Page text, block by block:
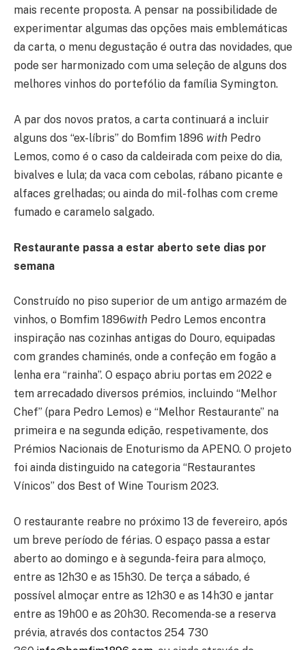
mais recente proposta. A pensar na possibilidade de
experimentar algumas das opções mais emblemáticas
da carta, o menu degustação é outra das novidades, que
pode ser harmonizado com uma seleção de alguns dos
melhores vinhos do portefólio da família Symington.
A par dos novos pratos, a carta continuará a incluir
alguns dos “ex-líbris” do Bomfim 1896 with Pedro
Lemos, como é o caso da caldeirada com peixe do dia,
bivalves e lula; da vaca com cebolas, rábano picante e
alfaces grelhadas; ou ainda do mil-folhas com creme
fumado e caramelo salgado.
Restaurante passa a estar aberto sete dias por
semana
Construído no piso superior de um antigo armazém de
vinhos, o Bomfim 1896with Pedro Lemos encontra
inspiração nas cozinhas antigas do Douro, equipadas
com grandes chaminés, onde a confeção em fogão a
lenha era “rainha”. O espaço abriu portas em 2022 e
tem arrecadado diversos prémios, incluindo “Melhor
Chef” (para Pedro Lemos) e “Melhor Restaurante” na
primeira e na segunda edição, respetivamente, dos
Prémios Nacionais de Enoturismo da APENO. O projeto
foi ainda distinguido na categoria “Restaurantes
Vínicos” dos Best of Wine Tourism 2023.
O restaurante reabre no próximo 13 de fevereiro, após
um breve período de férias. O espaço passa a estar
aberto ao domingo e à segunda-feira para almoço,
entre as 12h30 e as 15h30. De terça a sábado, é
possível almoçar entre as 12h30 e as 14h30 e jantar
entre as 19h00 e as 20h30. Recomenda-se a reserva
prévia, através dos contactos 254 730